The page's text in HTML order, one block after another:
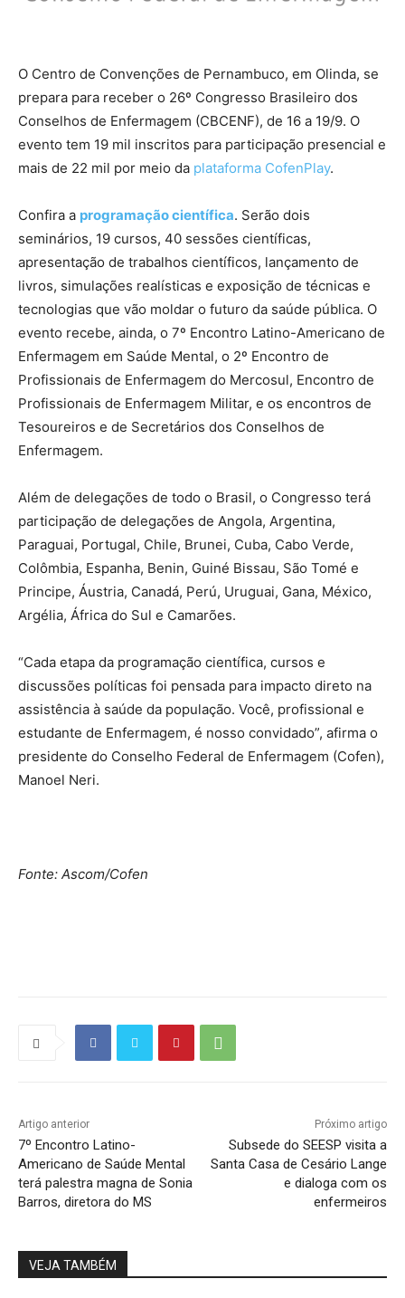
O Centro de Convenções de Pernambuco, em Olinda, se
prepara para receber o 26º Congresso Brasileiro dos
Conselhos de Enfermagem (CBCENF), de 16 a 19/9. O
evento tem 19 mil inscritos para participação presencial e
mais de 22 mil por meio da plataforma CofenPlay.
Confira a programação científica. Serão dois
seminários, 19 cursos, 40 sessões científicas,
apresentação de trabalhos científicos, lançamento de
livros, simulações realísticas e exposição de técnicas e
tecnologias que vão moldar o futuro da saúde pública. O
evento recebe, ainda, o 7º Encontro Latino-Americano de
Enfermagem em Saúde Mental, o 2º Encontro de
Profissionais de Enfermagem do Mercosul, Encontro de
Profissionais de Enfermagem Militar, e os encontros de
Tesoureiros e de Secretários dos Conselhos de
Enfermagem.
Além de delegações de todo o Brasil, o Congresso terá
participação de delegações de Angola, Argentina,
Paraguai, Portugal, Chile, Brunei, Cuba, Cabo Verde,
Colômbia, Espanha, Benin, Guiné Bissau, São Tomé e
Principe, Áustria, Canadá, Perú, Uruguai, Gana, México,
Argélia, África do Sul e Camarões.
“Cada etapa da programação científica, cursos e
discussões políticas foi pensada para impacto direto na
assistência à saúde da população. Você, profissional e
estudante de Enfermagem, é nosso convidado”, afirma o
presidente do Conselho Federal de Enfermagem (Cofen),
Manoel Neri.
Fonte: Ascom/Cofen
Artigo anterior
7º Encontro Latino-
Americano de Saúde Mental
terá palestra magna de Sonia
Barros, diretora do MS
Próximo artigo
Subsede do SEESP visita a
Santa Casa de Cesário Lange
e dialoga com os
enfermeiros
VEJA TAMBÉM